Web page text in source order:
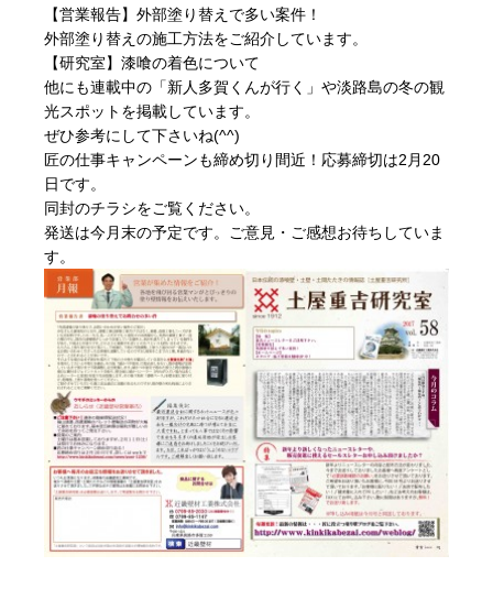
【営業報告】外部塗り替えで多い案件！
外部塗り替えの施工方法をご紹介しています。
【研究室】漆喰の着色について
他にも連載中の「新人多賀くんが行く」や淡路島の冬の観
光スポットを掲載しています。
ぜひ参考にして下さいね(^^)
匠の仕事キャンペーンも締め切り間近！応募締切は2月20
日です。
同封のチラシをご覧ください。
発送は今月末の予定です。ご意見・ご感想お待ちしていま
す。